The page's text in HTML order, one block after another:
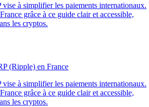
à simplifier les paiements internationaux.
grâce à ce guide clair et accessible,
les cryptos.
(Ripple) en France
à simplifier les paiements internationaux.
grâce à ce guide clair et accessible,
les cryptos.